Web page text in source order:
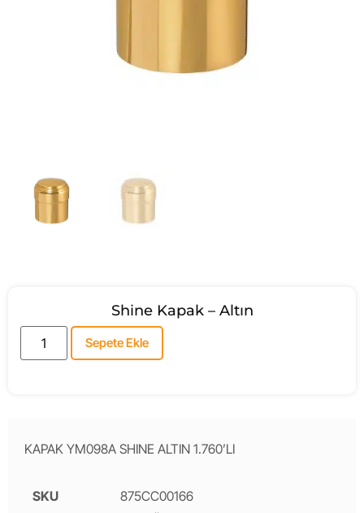
Shine Kapak – Altın
Sepete Ekle
KAPAK YM098A SHINE ALTIN 1.760’LI
SKU
875CC00166